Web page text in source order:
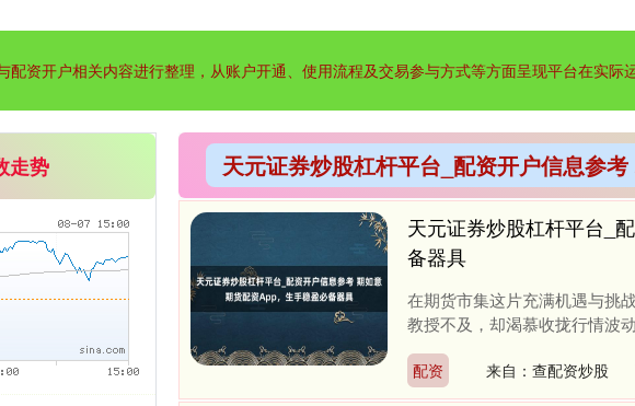
配资开户相关内容进行整理，从账户开通、使用流程及交易参与方式等方面呈现平台在实际
天元证券炒股杠杆平台_配资开户信息参
天元证券炒股杠杆平台_
备器具
在期货市集这片充满机遇与挑
教授不及，却渴慕收拢行情波
配资 来自：查配资炒股
走势
+43.13 +0.93%